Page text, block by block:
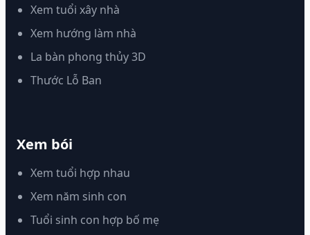
Xem tuổi xây nhà
Xem hướng làm nhà
La bàn phong thủy 3D
Thước Lỗ Ban
Xem bói
Xem tuổi hợp nhau
Xem năm sinh con
Tuổi sinh con hợp bố mẹ